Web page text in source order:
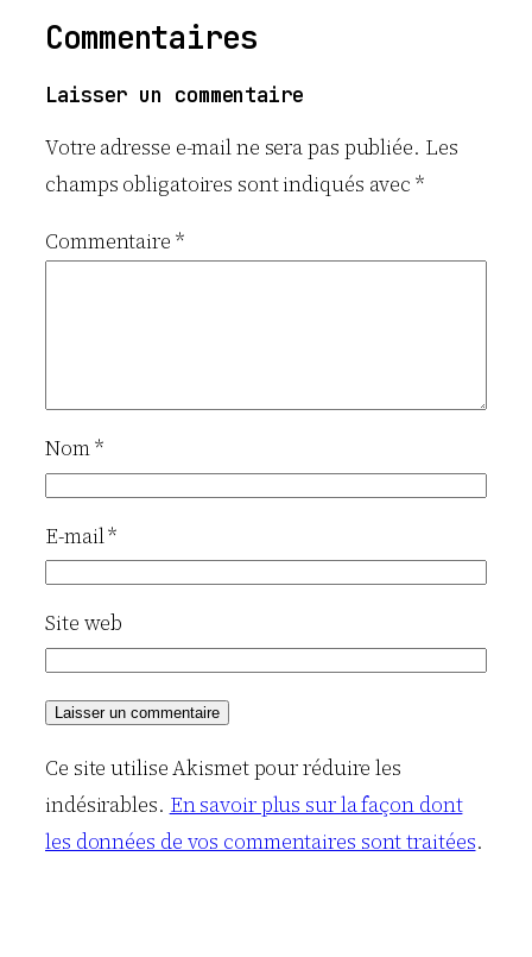
Commentaires
Laisser un commentaire
Votre adresse e-mail ne sera pas publiée. Les
champs obligatoires sont indiqués avec*
Commentaire *
Nom*
E-mail*
Site web
Ce site utilise Akismet pour réduire les
indésirables. En savoir plus sur la façon dont
les données de vos commentaires sont traitées.